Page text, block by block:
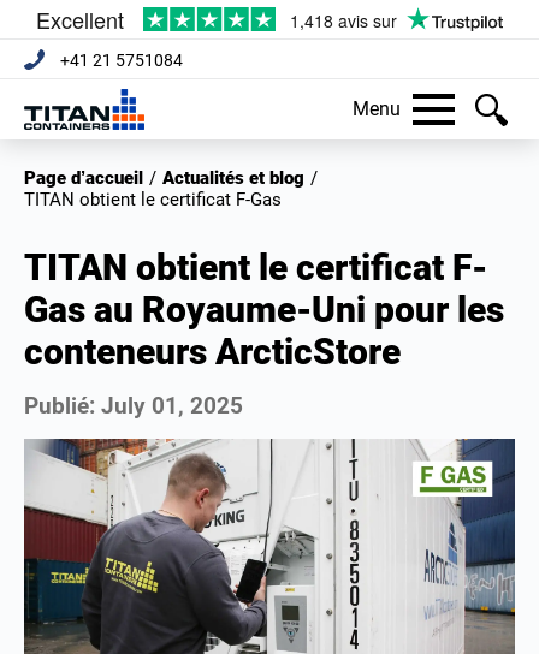
+41 21 5751084
Menu
Page d’accueil / Actualités et blog /
TITAN obtient le certificat F-Gas
TITAN obtient le certificat F-
Gas au Royaume-Uni pour les
conteneurs ArcticStore
Publié: July 01, 2025